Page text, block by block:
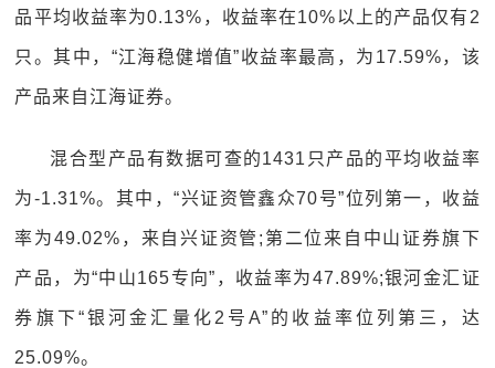
品平均收益率为0.13%，收益率在10%以上的产品仅有2
只。其中，“江海稳健增值”收益率最高，为17.59%，该
产品来自江海证券。
混合型产品有数据可查的1431只产品的平均收益率
为-1.31%。其中，“兴证资管鑫众70号”位列第一，收益
率为49.02%，来自兴证资管;第二位来自中山证券旗下
产品，为“中山165专向”，收益率为47.89%;银河金汇证
券旗下“银河金汇量化2号A”的收益率位列第三，达
25.09%。